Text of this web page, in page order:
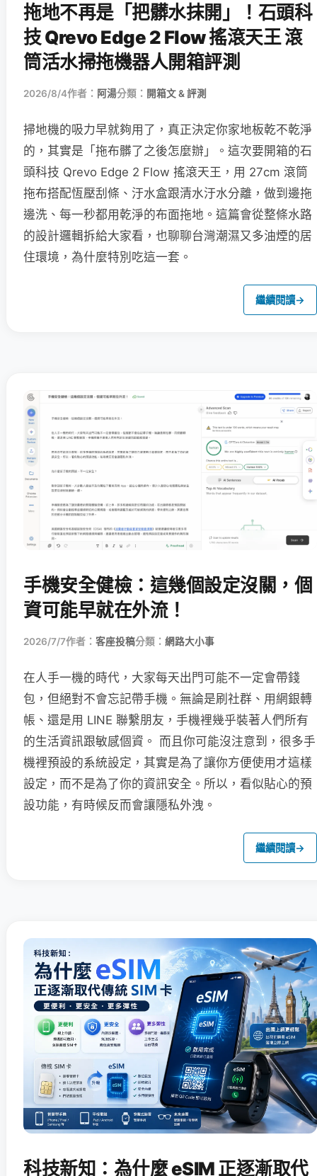
拖地不再是「把髒水抹開」！石頭科
技 Qrevo Edge 2 Flow 搖滾天王 滾
筒活水掃拖機器人開箱評測
2026/8/4作者： 阿湯分類： 開箱文 & 評測
掃地機的吸力早就夠用了，真正決定你家地板乾不乾淨
的，其實是「拖布髒了之後怎麼辦」。這次要開箱的石
頭科技 Qrevo Edge 2 Flow 搖滾天王，用 27cm 滾筒
拖布搭配恆壓刮條、汙水盒跟清水汙水分離，做到邊拖
邊洗、每一秒都用乾淨的布面拖地。這篇會從整條水路
的設計邏輯拆給大家看，也聊聊台灣潮濕又多油煙的居
住環境，為什麼特別吃這一套。
繼續閱讀→
手機安全健檢：這幾個設定沒關，個
資可能早就在外流！
2026/7/7作者： 客座投稿分類： 網路大小事
在人手一機的時代，大家每天出門可能不一定會帶錢
包，但絕對不會忘記帶手機。無論是刷社群、用網銀轉
帳、還是用 LINE 聯繫朋友，手機裡幾乎裝著人們所有
的生活資訊跟敏感個資。 而且你可能沒注意到，很多手
機裡預設的系統設定，其實是為了讓你方便使用才這樣
設定，而不是為了你的資訊安全。所以，看似貼心的預
設功能，有時候反而會讓隱私外洩。
繼續閱讀→
科技新知：為什麼 eSIM 正逐漸取代